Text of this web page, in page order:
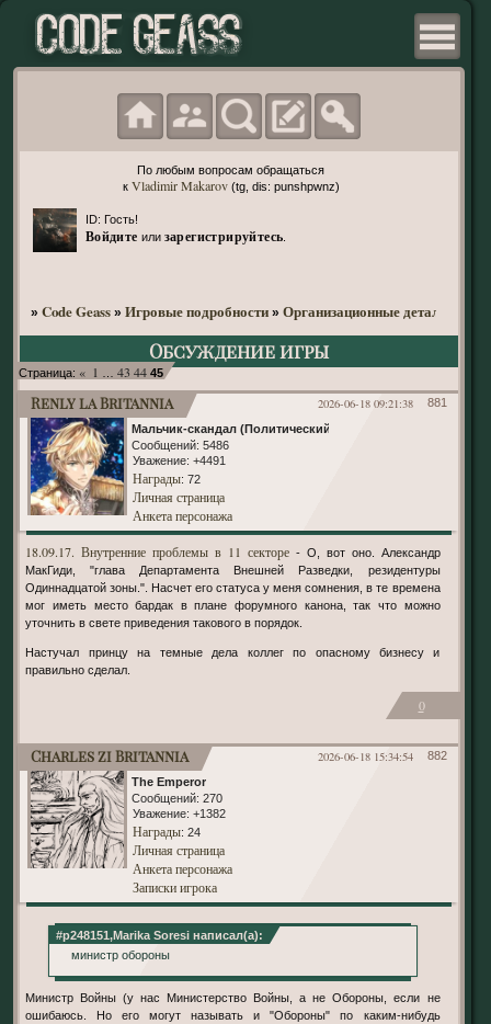
По любым вопросам обращаться
к Vladimir Makarov(tg, dis: punshpwnz)
ID: Гость!
Войдите или зарегистрируйтесь
» Code Geass » Игровые подробности » Организационные детали
Обсуждение игры
Страница: « 1 43 44 45
881
2026-06-18 09:21:38
Renly la Britannia
Мальчик-скандал (Политический)
Сообщений: 5486
Уважение: +4491
Награды: 72
Личная страница
Анкета персонажа
18.09.17. Внутренние проблемы в 11 секторе- О, вот оно. Александр
МакГиди, "глава Департамента Внешней Разведки, резидентуры
Одиннадцатой зоны.". Насчет его статуса у меня сомнения, в те времена
мог иметь место бардак в плане форумного канона, так что можно
уточнить в свете приведения такового в порядок.
Настучал принцу на темные дела коллег по опасному бизнесу и
правильно сделал.
0
882
2026-06-18 15:34:54
Charles zi Britannia
The Emperor
Сообщений: 270
Уважение: +1382
Награды: 24
Личная страница
Анкета персонажа
Записки игрока
#p248151,Marika Soresi написал(а):
министр обороны
Министр Войны (у нас Министерство Войны, а не Обороны, если не
ошибаюсь. Но его могут называть и "Обороны" по каким-нибудь